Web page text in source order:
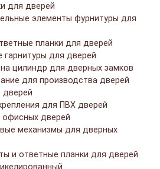
для дверей
элементы фурнитуры для
планки для дверей
для дверей
цилиндр для дверных замков
для производства дверей
дверей
для ПВХ дверей
офисных дверей
механизмы для дверных
и ответные планки для дверей